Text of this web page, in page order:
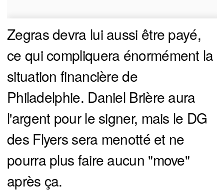
Zegras devra lui aussi être payé,
ce qui compliquera énormément la
situation financière de
Philadelphie. Daniel Brière aura
l'argent pour le signer, mais le DG
des Flyers sera menotté et ne
pourra plus faire aucun "move"
après ça.